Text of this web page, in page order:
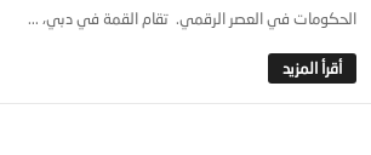
الحكومات في العصر الرقمي. تقام القمة في دبي، ...
‎أقرأ المزيد